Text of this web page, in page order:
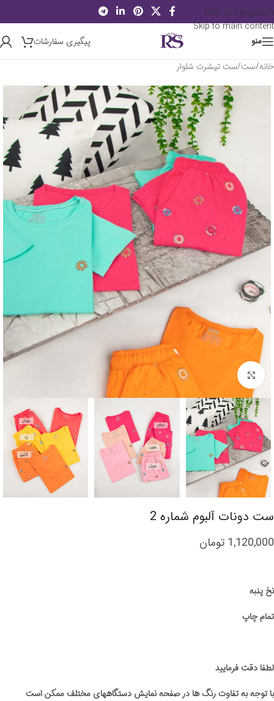
Skip to navigation
Skip to main content
منو
پیگیری سفارشات
خانه/ست/ست تیشرت شلوار
برای بزرگنمایی کلیک کنید
ست دونات آلبوم شماره 2
1,120,000 تومان
نخ پنبه
تمام چاپ
لطفا دقت فرمایید
با توجه به تفاوت رنگ ها در صفحه نمایش دستگاههای مختلف ممکن است